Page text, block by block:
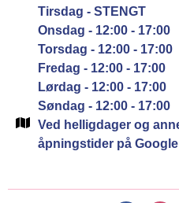
Tirsdag - STENGT
Onsdag - 12:00 - 17:00
Torsdag - 12:00 - 17:00
Fredag - 12:00 - 17:00
Lørdag - 12:00 - 17:00
Søndag - 12:00 - 17:00
Ved helligdager og
åpningstider på